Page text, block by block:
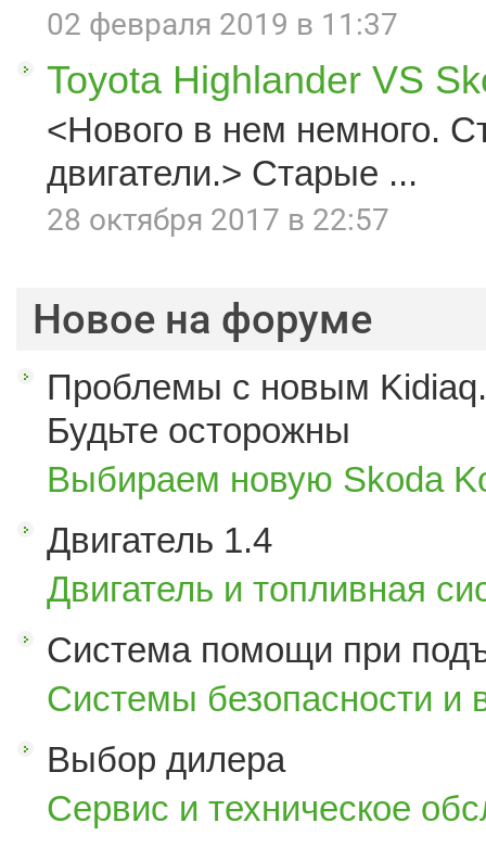
02 февраля 2019 в 11:37
Toyota Highlander VS
<Нового в нем немного.
двигатели.> Старые ...
28 октября 2017 в 22:57
Новое на форуме
Проблемы с новым
Будьте осторожны
Выбираем новую Skoda
Двигатель 1.4
Двигатель и топливная
Система помощи при
Системы безопасности и
Выбор дилера
Сервис и техническое